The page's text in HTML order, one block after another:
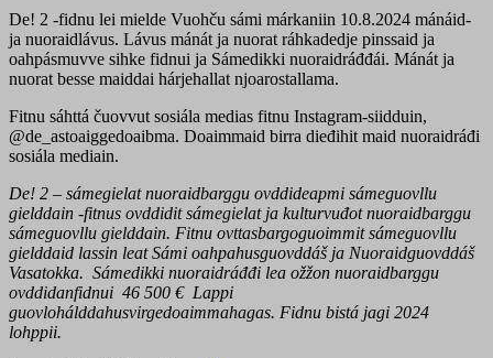
De! 2 -fidnu lei mielde Vuohču sámi márkaniin 10.8.2024 mánáid-
ja nuoraidlávus. Lávus mánát ja nuorat ráhkadedje pinssaid ja
oahpásmuvve sihke fidnui ja Sámedikki nuoraidráđđái. Mánát ja
nuorat besse maiddai hárjehallat njoarostallama.
Fitnu sáhttá čuovvut sosiála medias fitnu Instagram-siidduin,
@de_astoaiggedoaibma. Doaimmaid birra dieđihit maid nuoraidráđi
sosiála mediain.
De! 2 – sámegielat nuoraidbarggu ovddideapmi sámeguovllu
gielddain -fitnus ovddidit sámegielat ja kulturvuđot nuoraidbarggu
sámeguovllu gielddain. Fitnu ovttasbargoguoimmit sámeguovllu
gielddaid lassin leat Sámi oahpahusguovddáš ja Nuoraidguovddáš
Vasatokka. Sámedikki nuoraidráđđi lea ožžon nuoraidbarggu
ovddidanfidnui 46 500 € Lappi
guovlohálddahusvirgedoaimmahagas. Fidnu bistá jagi 2024
lohppii.